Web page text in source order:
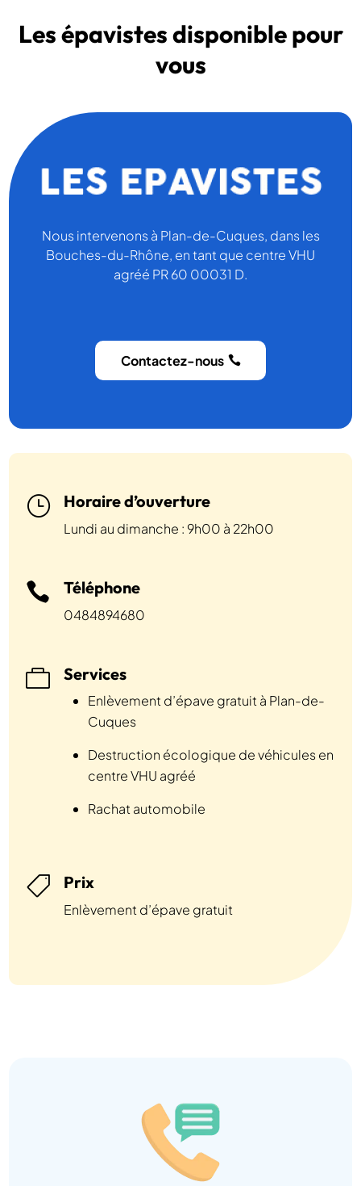
Les épavistes disponible pour
vous
Nous intervenons à Plan-de-Cuques, dans les
Bouches-du-Rhône, en tant que centre VHU
agréé PR 60 00031 D.
Contactez-nous
} Horaire d’ouverture
Lundi au dimanche : 9h00 à 22h00
 Téléphone
0484894680
 Services
Enlèvement d’épave gratuit à Plan-de-
Cuques
Destruction écologique de véhicules en
centre VHU agréé
Rachat automobile
 Prix
Enlèvement d’épave gratuit